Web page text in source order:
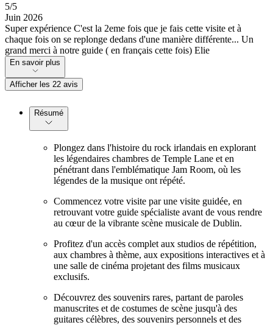
5/5
Juin 2026
Super expérience C'est la 2eme fois que je fais cette visite et à
chaque fois on se replonge dedans d'une manière différente... Un
grand merci à notre guide ( en français cette fois) Elie
En savoir plus
Afficher les 22 avis
Résumé
Plongez dans l'histoire du rock irlandais en explorant
les légendaires chambres de Temple Lane et en
pénétrant dans l'emblématique Jam Room, où les
légendes de la musique ont répété.
Commencez votre visite par une visite guidée, en
retrouvant votre guide spécialiste avant de vous rendre
au cœur de la vibrante scène musicale de Dublin.
Profitez d'un accès complet aux studios de répétition,
aux chambres à thème, aux expositions interactives et à
une salle de cinéma projetant des films musicaux
exclusifs.
Découvrez des souvenirs rares, partant de paroles
manuscrites et de costumes de scène jusqu'à des
guitares célèbres, des souvenirs personnels et des